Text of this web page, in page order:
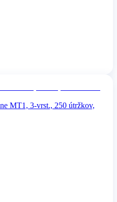
MT1, 3-vrst., 250 útržkov,